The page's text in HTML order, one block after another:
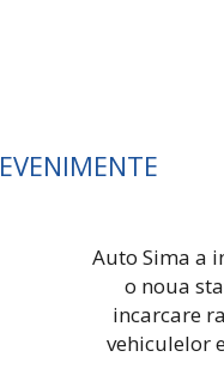
EVENIMENTE
Auto Sima a
o noua
incarcare
vehiculelor